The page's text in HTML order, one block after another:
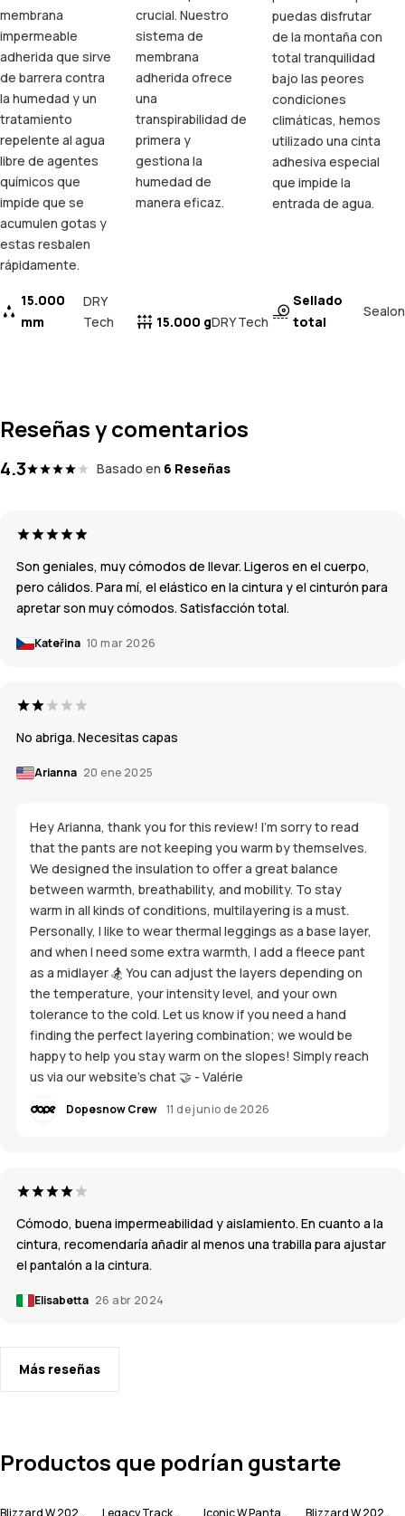
membrana
impermeable
adherida que sirve
de barrera contra
la humedad y un
tratamiento
repelente al agua
libre de agentes
químicos que
impide que se
acumulen gotas y
estas resbalen
rápidamente.
15.000
mm
DRY
Tech
crucial. Nuestro
sistema de
membrana
adherida ofrece
una
transpirabilidad de
primera y
gestiona la
humedad de
manera eficaz.
15.000 gDRY Tech
puedas disfrutar
de la montaña con
total tranquilidad
bajo las peores
condiciones
climáticas, hemos
utilizado una cinta
adhesiva especial
que impide la
entrada de agua.
Sellado
total
Sealon
Reseñas y comentarios
4.3 Basado en 6 Reseñas
Son geniales, muy cómodos de llevar. Ligeros en el cuerpo,
pero cálidos. Para mí, el elástico en la cintura y el cinturón para
apretar son muy cómodos. Satisfacción total.
Kateřina 10 mar 2026
No abriga. Necesitas capas
Arianna 20 ene 2025
Hey Arianna, thank you for this review! I'm sorry to read
that the pants are not keeping you warm by themselves.
We designed the insulation to offer a great balance
between warmth, breathability, and mobility. To stay
warm in all kinds of conditions, multilayering is a must.
Personally, I like to wear thermal leggings as a base layer,
and when I need some extra warmth, I add a fleece pant
as a midlayer 🏂 You can adjust the layers depending on
the temperature, your intensity level, and your own
tolerance to the cold. Let us know if you need a hand
finding the perfect layering combination; we would be
happy to help you stay warm on the slopes! Simply reach
us via our website's chat 🤝 - Valérie
Dopesnow Crew 11 de junio de 2026
Cómodo, buena impermeabilidad y aislamiento. En cuanto a la
cintura, recomendaría añadir al menos una trabilla para ajustar
el pantalón a la cintura.
Elisabetta 26 abr 2024
Más reseñas
Productos que podrían gustarte
Blizzard W 2024 Pantalones Snowboard Mujer
Legacy Track W Chaqueta Snowboard Mujer
Iconic W Pantalones Snowboard Mujer
Blizzard W 2024 Pantalones Snowboard Mujer